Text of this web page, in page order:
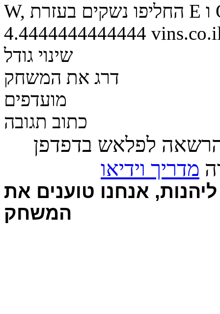
4.4444444444444
שינוי גודל
דרג את המשחק
מועדפים
כתוב תגובה
לפלאש בדפדפן
מדריך וידיאו
אנחנו טוענים את
המשחק